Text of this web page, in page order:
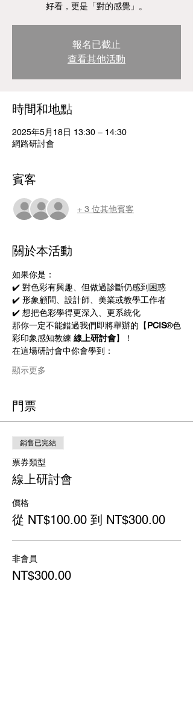
好看，更是「對的感覺」。
報名已截止
查看其他活動
時間和地點
2025年5月18日 13:30 – 14:30
網路研討會
賓客
+ 3 位其他賓客
關於本活動
如果你是：
✔️ 對色彩有興趣、但做過診斷仍感到困惑
✔️ 形象顧問、設計師、美業或教學工作者
✔️ 想把色彩學得更深入、更系統化
那你一定不能錯過我們即將舉辦的【PCIS®色
彩印象感知教練 線上研討會】！
在這場研討會中你會學到：
顯示更多
門票
銷售已完結
票券類型
線上研討會
價格
從 NT$100.00 到 NT$300.00
非會員
NT$300.00